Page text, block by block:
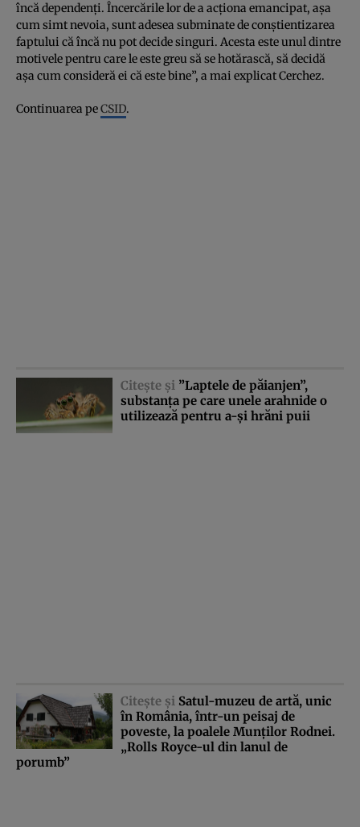
încă dependenţi. Încercările lor de a acţiona emancipat, aşa
cum simt nevoia, sunt adesea subminate de conştientizarea
faptului că încă nu pot decide singuri. Acesta este unul dintre
motivele pentru care le este greu să se hotărască, să decidă
aşa cum consideră ei că este bine”, a mai explicat Cerchez.
Continuarea peCSID.
Citeşte şi ”Laptele de păianjen”,
substanţa pe care unele arahnide o
utilizează pentru a-şi hrăni puii
Citeşte şi Satul-muzeu de artă, unic
în România, într-un peisaj de
poveste, la poalele Munţilor Rodnei.
„Rolls Royce-ul din lanul de
porumb”